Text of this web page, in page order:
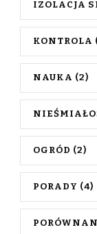
IZOLACJA
KONTROLA
NAUKA (2)
OGRÓD (2)
PORADY (4)